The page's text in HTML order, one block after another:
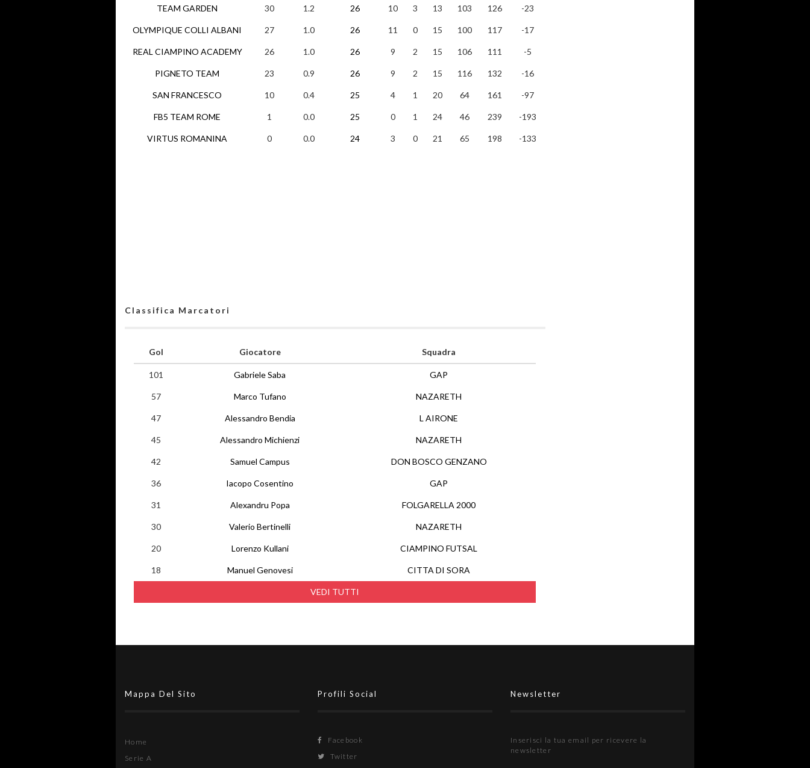
TEAM GARDEN
OLYMPIQUE COLLI ALBANI
REAL CIAMPINO ACADEMY
PIGNETO TEAM
SAN FRANCESCO
FB5 TEAM ROME
VIRTUS ROMANINA
30 1.2 26 10 3 13 103 126 -23
27 1.0 26 11 0 15 100 117 -17
26 1.0 26 9 2 15 106 111 -5
23 0.9 26 9 2 15 116 132 -16
10 0.4 25 4 1 20 64 161 -97
1 0.0 25 0 1 24 46 239 -193
0 0.0 24 3 0 21 65 198 -133
Classifica Marcatori
Gol Giocatore Squadra
VEDI TUTTI
101 Gabriele Saba GAP
57 Marco Tufano NAZARETH
47 Alessandro Bendia L AIRONE
45 Alessandro Michienzi NAZARETH
42 Samuel Campus DON BOSCO GENZANO
36 Iacopo Cosentino GAP
31 Alexandru Popa FOLGARELLA 2000
30 Valerio Bertinelli NAZARETH
20 Lorenzo Kullani CIAMPINO FUTSAL
18 Manuel Genovesi CITTA DI SORA
Mappa Del Sito
Home
Serie A
Profili Social
Facebook
Twitter
Newsletter
Inserisci la tua email per ricevere la
newsletter